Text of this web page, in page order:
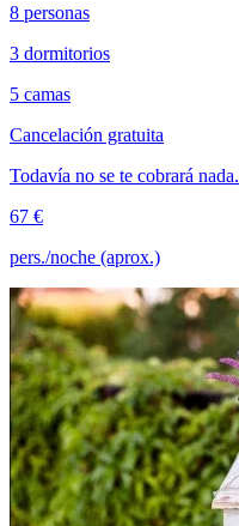
8 personas
3 dormitorios
5 camas
Cancelación gratuita
Todavía no se te cobrará nada.
67 €
pers./noche (aprox.)